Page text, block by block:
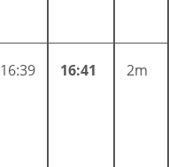
16:39 16:41 2m